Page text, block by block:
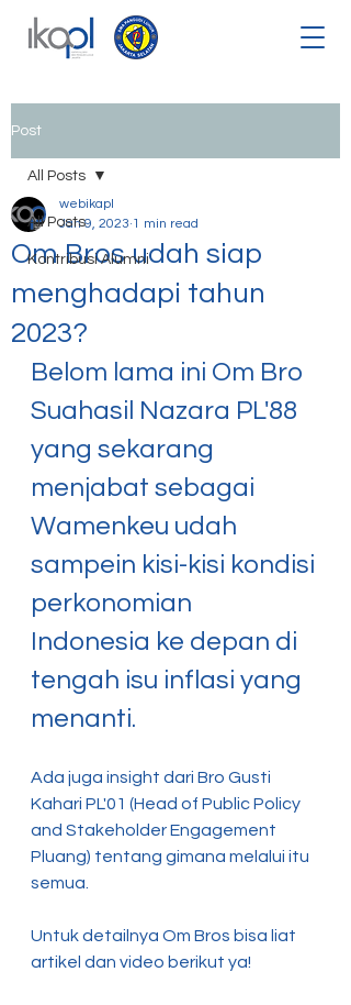
Post
All Posts
Kontribusi Alumni
All Posts
Om Bros udah siap
menghadapi tahun
2023?
webikapl
Jan 9, 2023 1 min read
Belom lama ini Om Bro
Suahasil Nazara PL'88
yang sekarang
menjabat sebagai
Wamenkeu udah
sampein kisi-kisi kondisi
perkonomian
Indonesia ke depan di
tengah isu inflasi yang
menanti.
Ada juga insight dari Bro Gusti
Kahari PL'01 (Head of Public Policy
and Stakeholder Engagement
Pluang) tentang gimana melalui itu
semua.
Untuk detailnya Om Bros bisa liat
artikel dan video berikut ya!